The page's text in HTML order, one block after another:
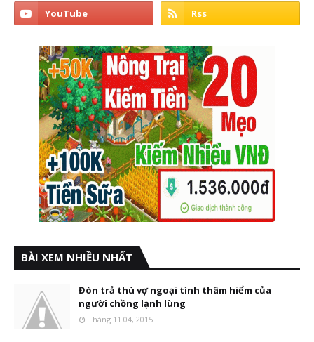
BÀI XEM NHIỀU NHẤT
Đòn trả thù vợ ngoại tình thâm hiểm của
người chồng lạnh lùng
Tháng 11 04, 2015